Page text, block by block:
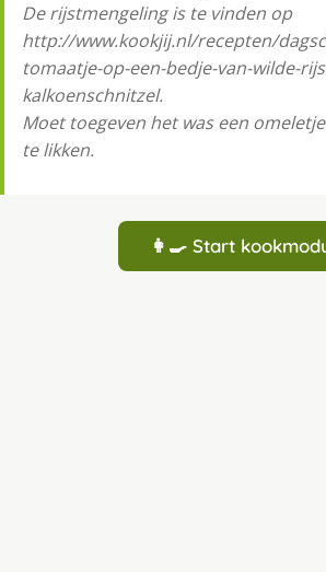
De rijstmengeling is te vinden op
http://www.kookjij.nl/recepten/
tomaatje-op-een-bedje-van-wilde-
kalkoenschnitzel.
Moet toegeven het was een
te likken.
👩‍🍳 Start